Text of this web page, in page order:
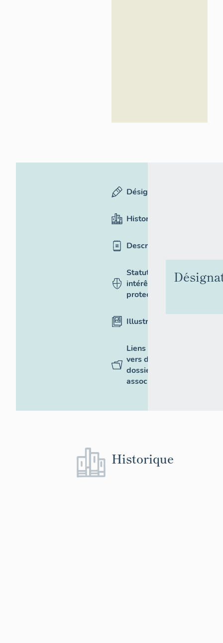
Désignation
Historique
Description
Statut,
intérêt et
protection
Illustrations
Liens
vers des
dossiers
associés
Historique